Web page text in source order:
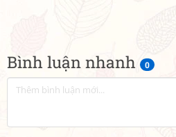
Bình luận nhanh 0